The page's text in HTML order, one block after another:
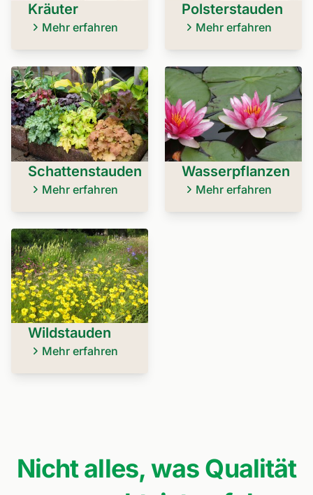
Kräuter
Mehr erfahren
Polsterstauden
Mehr erfahren
Schattenstauden
Mehr erfahren
Wasserpflanzen
Mehr erfahren
Wildstauden
Mehr erfahren
Nicht alles, was Qualität